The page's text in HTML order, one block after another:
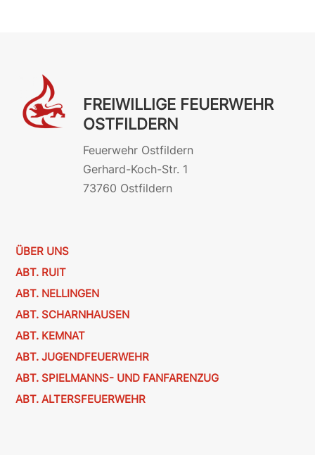
FREIWILLIGE FEUERWEHR
OSTFILDERN
Feuerwehr Ostfildern
Gerhard-Koch-Str. 1
73760 Ostfildern
ÜBER UNS
ABT. RUIT
ABT. NELLINGEN
ABT. SCHARNHAUSEN
ABT. KEMNAT
ABT. JUGENDFEUERWEHR
ABT. SPIELMANNS- UND FANFARENZUG
ABT. ALTERSFEUERWEHR